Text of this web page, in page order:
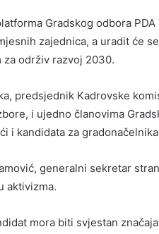
Gradskog odbora
zajednica, a uradit će
za održiv razvoj 2030.
predsjednik Kadrovske
i ujedno članovima
i kandidata za
generalni sekretar
aktivizma.
mora biti svjestan